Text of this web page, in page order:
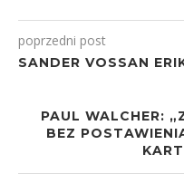
poprzedni post
SANDER VOSSAN
PAUL WALCHER:
BEZ